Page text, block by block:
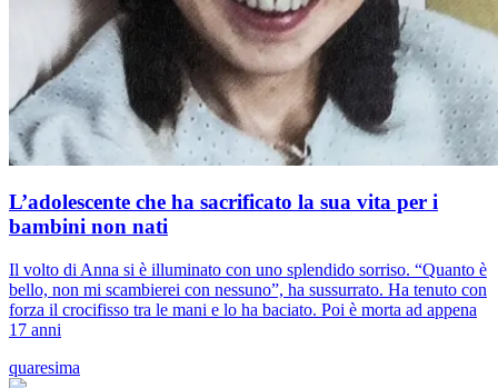
L’adolescente che ha sacrificato la sua vita per i
bambini non nati
Il volto di Anna si è illuminato con uno splendido sorriso. “Quanto è
bello, non mi scambierei con nessuno”, ha sussurrato. Ha tenuto con
forza il crocifisso tra le mani e lo ha baciato. Poi è morta ad appena
17 anni
quaresima